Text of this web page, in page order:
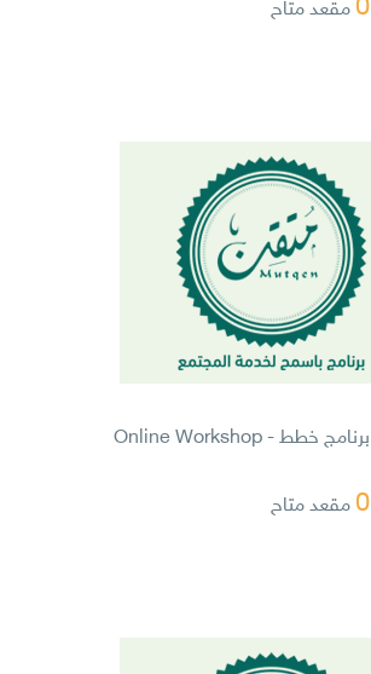
0 مقعد متاح
برنامج خطط - Online Workshop
0 مقعد متاح